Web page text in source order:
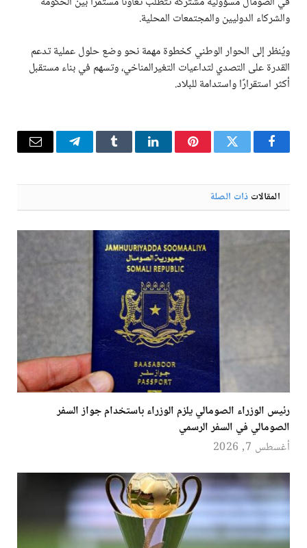
والشركاء الدوليين والمجتمعات المحلية.
ويُنظر إلى الحوار الوطني كخطوة مهمة نحو وضع حلول عملية تدعم
القدرة على التصدي لتداعيات التغيرالمناخي، وتسهم في بناء مستقبل
أكثر استقرارًا واستدامة للبلاد.
فيسبوكتويتر بينتيريستلينكدإن Tumblr تيلقرام البريد
المقالات ذات الصلة
رئيس الوزراء الصومالي يلزم الوزراء باستخدام جواز السفر
الصومالي في السفر الرسمي
أغسطس 7, 2026